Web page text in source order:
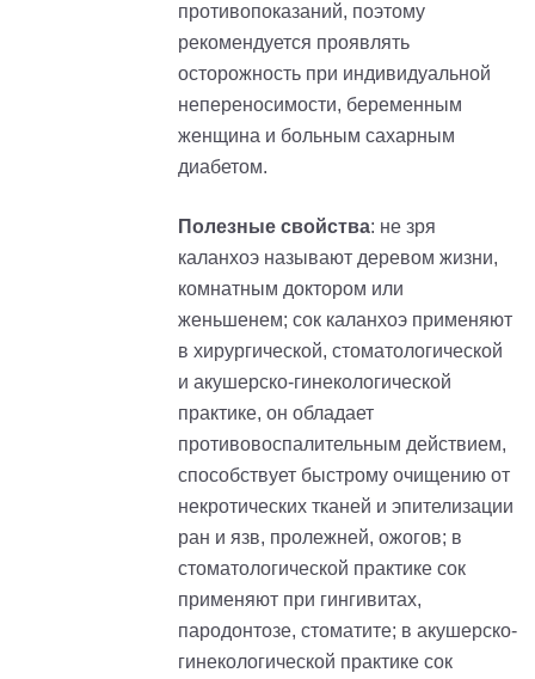
противопоказаний, поэтому
рекомендуется проявлять
осторожность при индивидуальной
непереносимости, беременным
женщина и больным сахарным
диабетом.
Полезные свойства: не зря
каланхоэ называют деревом жизни,
комнатным доктором или
женьшенем; сок каланхоэ применяют
в хирургической, стоматологической
и акушерско-гинекологической
практике, он обладает
противовоспалительным действием,
способствует быстрому очищению от
некротических тканей и эпителизации
ран и язв, пролежней, ожогов; в
стоматологической практике сок
применяют при гингивитах,
пародонтозе, стоматите; в акушерско-
гинекологической практике сок